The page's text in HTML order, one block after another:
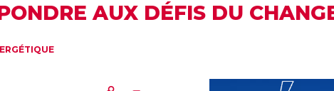
AUX DÉFIS DU